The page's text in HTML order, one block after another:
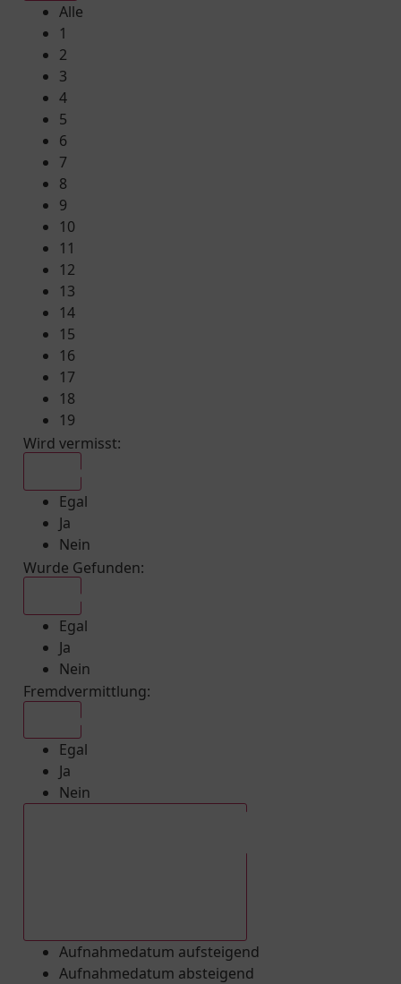
Alle
1
2
3
4
5
6
7
8
9
10
11
12
13
14
15
16
17
18
19
Wird vermisst:
Egal
Ja
Nein
Wurde Gefunden:
Egal
Ja
Nein
Fremdvermittlung:
Egal
Ja
Nein
Aufnahmedatum aufsteigend
Aufnahmedatum absteigend